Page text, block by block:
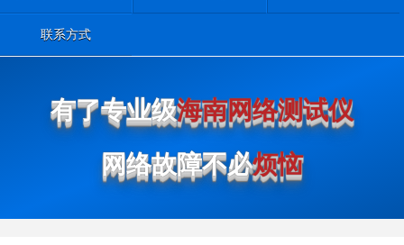
联系方式
有了专业级海南网络测试仪
网络故障不必烦恼